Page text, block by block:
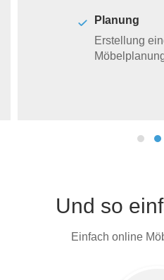
Planung
Erstellung
Und so
Einfach online